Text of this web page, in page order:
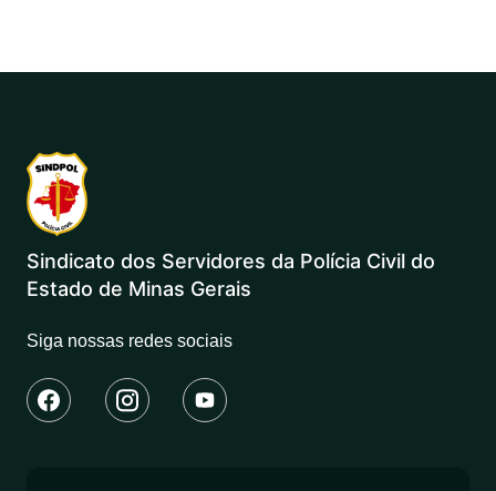
Sindicato dos Servidores da Polícia Civil do
Estado de Minas Gerais
Siga nossas redes sociais